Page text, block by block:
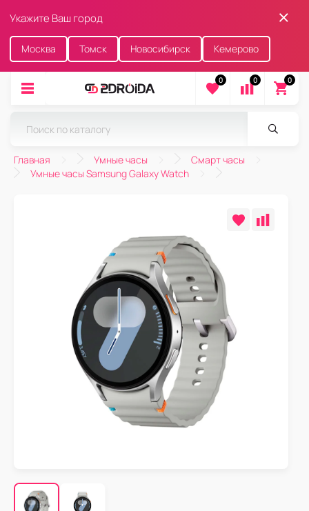
Укажите Ваш город
Москва Томск Новосибирск Кемерово
0 0 0
Главная Умные часы
Смарт часы
Умные часы Samsung Galaxy Watch